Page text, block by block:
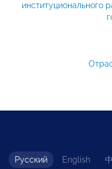
институционального
Русский English